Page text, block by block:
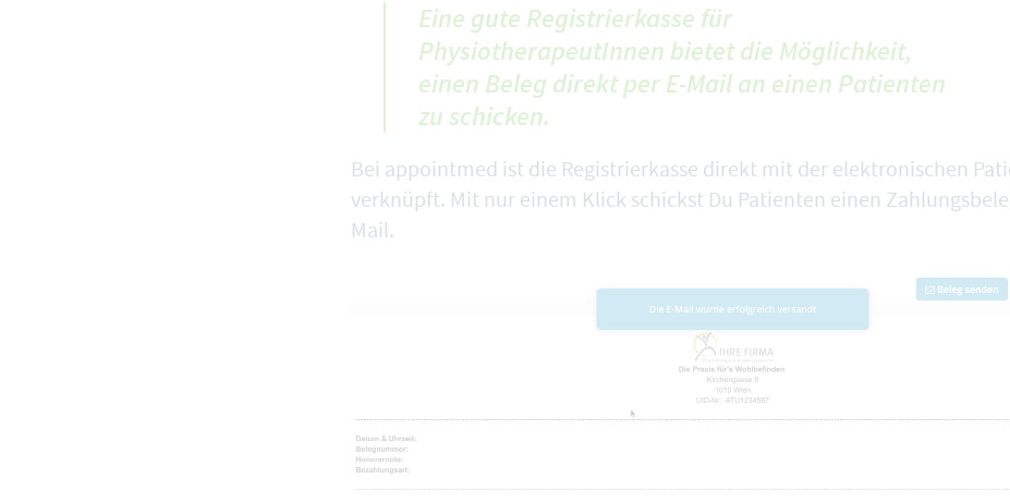
Eine gute Registrierkasse für
PhysiotherapeutInnen bietet die Möglichkeit,
einen Beleg direkt per E-Mail an einen Patienten
zu schicken.
Bei appointmed ist die Registrierkasse direkt mit der elektronischen
verknüpft. Mit nur einem Klick schickst Du Patienten einen
Mail.